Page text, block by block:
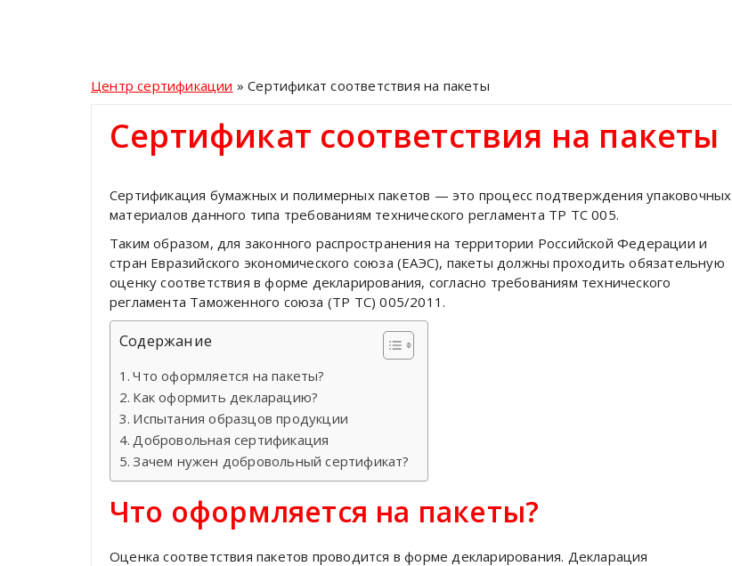
Центр сертификации »Сертификат соответствия на пакеты
Сертификат соответствия на пакеты
Сертификация бумажных и полимерных пакетов — это процесс подтверждения упаковочных
материалов данного типа требованиям технического регламента ТР ТС 005.
Таким образом, для законного распространения на территории Российской Федерации и
стран Евразийского экономического союза (ЕАЭС), пакеты должны проходить обязательную
оценку соответствия в форме декларирования, согласно требованиям технического
регламента Таможенного союза (ТР ТС) 005/2011.
Содержание
Что оформляется на пакеты?
Как оформить декларацию?
Испытания образцов продукции
Добровольная сертификация
Зачем нужен добровольный сертификат?
Что оформляется на пакеты?
Оценка соответствия пакетов проводится в форме декларирования. Декларация